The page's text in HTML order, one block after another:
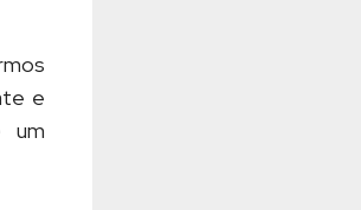
e
um